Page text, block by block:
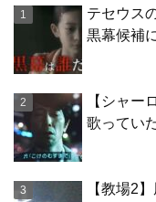
テセウス
黒幕候補
【シャー
歌ってい
【教場2